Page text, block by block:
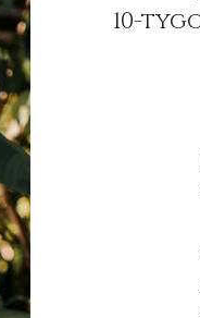
10-